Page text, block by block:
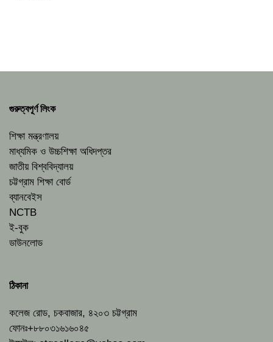
গুরুত্বপূর্ণ লিংক
শিক্ষা মন্ত্রণালয়
মাধ্যমিক ও উচ্চশিক্ষা অধিদপ্তর
জাতীয় বিশ্ববিদ্যালয়
চট্টগ্রাম শিক্ষা বোর্ড
ব্যানবেইস
NCTB
ই-বুক
ডাউনলোড
ঠিকানা
কলেজ রোড, চকবাজার, ৪২০৩ চট্টগ্রাম
ফোনঃ+৮৮০৩১৬১৬০৪৫